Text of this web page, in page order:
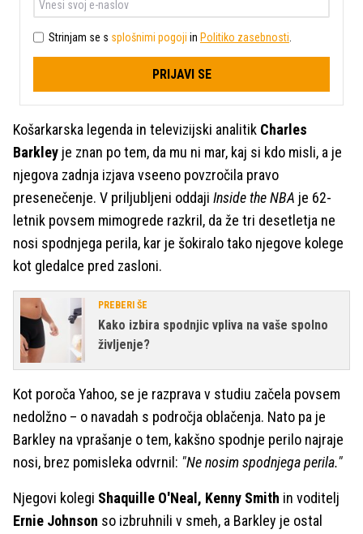
Strinjam se s splošnimi pogoji in Politiko zasebnosti
PRIJAVI SE
Košarkarska legenda in televizijski analitik Charles
Barkley je znan po tem, da mu ni mar, kaj si kdo misli, a je
njegova zadnja izjava vseeno povzročila pravo
presenečenje. V priljubljeni oddaji Inside the NBA je 62-
letnik povsem mimogrede razkril, da že tri desetletja ne
nosi spodnjega perila, kar je šokiralo tako njegove kolege
kot gledalce pred zasloni.
PREBERI ŠE
Kako izbira spodnjic vpliva na vaše spolno
življenje?
Kot poroča Yahoo, se je razprava v studiu začela povsem
nedolžno – o navadah s področja oblačenja. Nato pa je
Barkley na vprašanje o tem, kakšno spodnje perilo najraje
nosi, brez pomisleka odvrnil: "Ne nosim spodnjega perila."
Njegovi kolegi Shaquille O'Neal, Kenny Smith in voditelj
Ernie Johnson so izbruhnili v smeh, a Barkley je ostal